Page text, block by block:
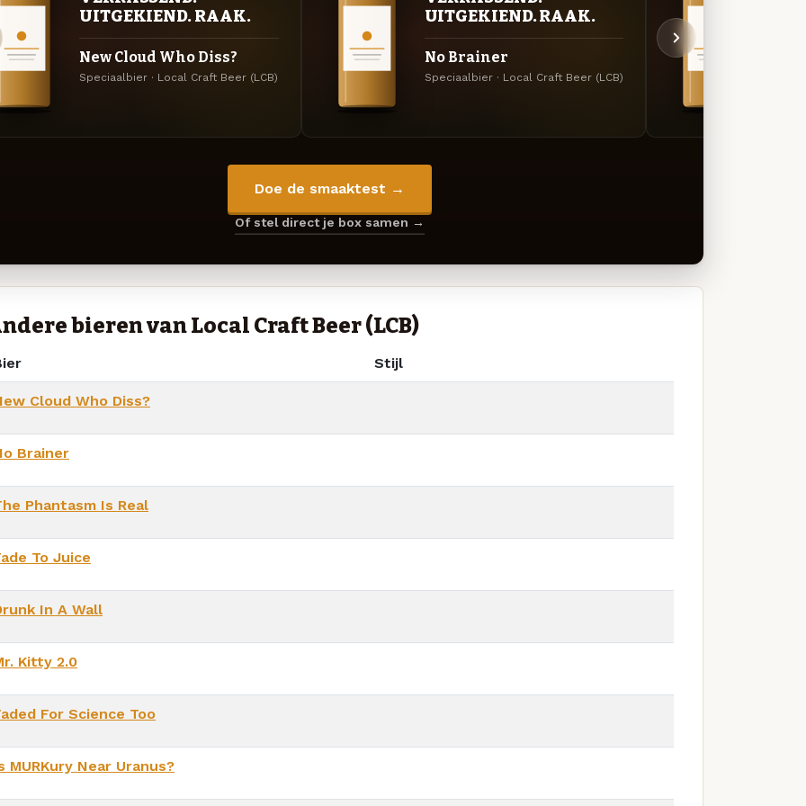
UITGEKIEND. RAAK.
New Cloud Who Diss?
Speciaalbier · Local Craft Beer (LCB)
UITGEKIEND. RAAK.
No Brainer
Speciaalbier · Local Craft Beer (LCB)
Doe de smaaktest →
Of stel direct je box samen →
bieren van Local Craft Beer (LCB)
Stijl
Cloud Who Diss?
Brainer
Phantasm Is Real
To Juice
In A Wall
Kitty 2.0
For Science Too
MURKury Near Uranus?